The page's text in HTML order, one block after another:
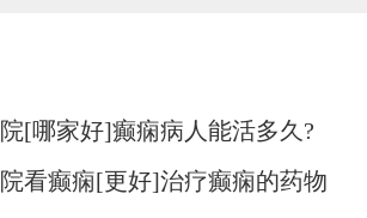
[哪家好]癫痫病人能活多久?
看癫痫[更好]治疗癫痫的药物